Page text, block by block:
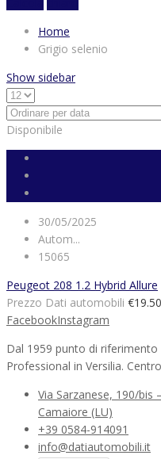
Home
Grigio selenio
Show sidebar
Disponibile
30/05/2025
Autom...
15065
Peugeot 208 1.2 Hybrid Allure
Prezzo Dati automobili
FacebookInstagram
Dal 1959 punto di
Professional in Versilia.
Via Sarzanese, 190/bis
Camaiore (LU)
+39 0584-914091
info@datiautomobili.it